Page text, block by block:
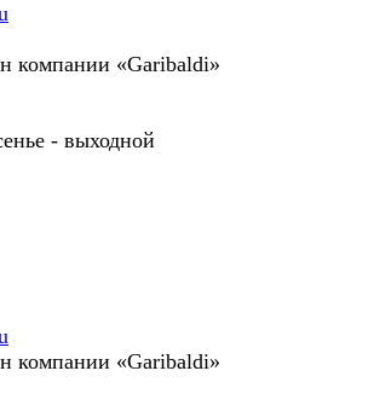
компании «Garibaldi»
- выходной
компании «Garibaldi»